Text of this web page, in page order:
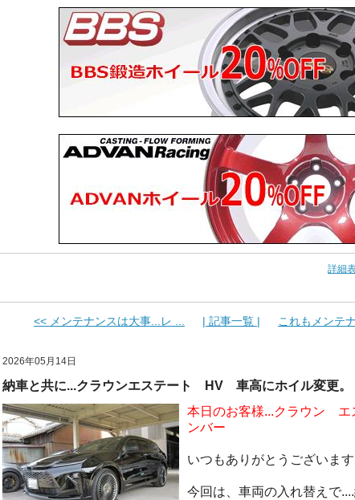
詳細
<< メンテナンスは大事...レ ... | 記事一覧 | これもメンテ
2026年05月14日
納車と共に...クラウンエステート HV 車高にホイル変更。
本日のお客様...クラウン
ンバー
いつもありがとうございます
今回は、車両の入れ替えで